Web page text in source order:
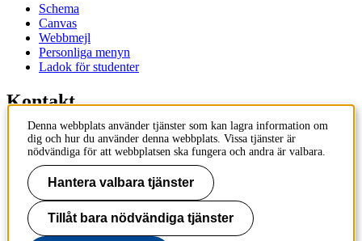
Schema
Canvas
Webbmejl
Personliga menyn
Ladok för studenter
Kontakt
Kontakta utbildningsprogram
Kontakta kurs
IT-support
KTH Entré
KTH
100 44 Stockholm
Denna webbplats använder tjänster som kan lagra information om
dig och hur du använder denna webbplats. Vissa tjänster är
nödvändiga för att webbplatsen ska fungera och andra är valbara.
Hantera valbara tjänster
Tillåt bara nödvändiga tjänster